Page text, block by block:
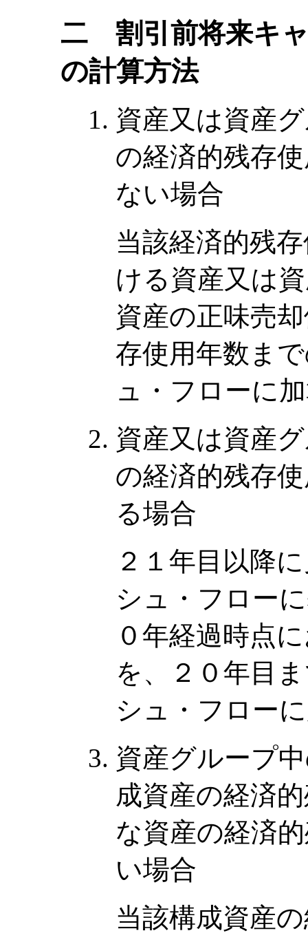
二 割引前将来キ
の計算方法
資産又は資産
の経済的残存
ない場合
当該経済的残
ける資産又は
資産の正味売
存使用年数ま
ュ・フローに
資産又は資産
の経済的残存
る場合
２１年目以降
シュ・フロー
０年経過時点
を、２０年目
シュ・フロー
資産グループ
成資産の経済
な資産の経済
い場合
当該構成資産